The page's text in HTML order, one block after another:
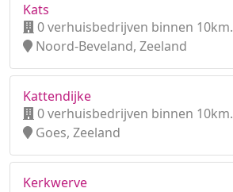
Kats
0 verhuisbedrijven binnen 10km.
Noord-Beveland, Zeeland
Kattendijke
0 verhuisbedrijven binnen 10km.
Goes, Zeeland
Kerkwerve